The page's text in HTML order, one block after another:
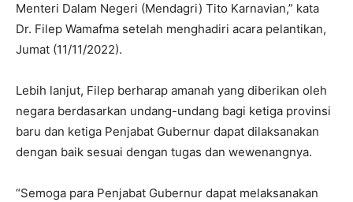
Menteri Dalam Negeri (Mendagri) Tito Karnavian,” kata
Dr. Filep Wamafma setelah menghadiri acara pelantikan,
Jumat (11/11/2022).
Lebih lanjut, Filep berharap amanah yang diberikan oleh
negara berdasarkan undang-undang bagi ketiga provinsi
baru dan ketiga Penjabat Gubernur dapat dilaksanakan
dengan baik sesuai dengan tugas dan wewenangnya.
“Semoga para Penjabat Gubernur dapat melaksanakan